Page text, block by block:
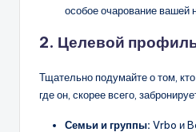
особое очарование вашей
2. Целевой профиль
Тщательно подумайте о том,
где он, скорее всего,
Семьи и группы: Vrbo и